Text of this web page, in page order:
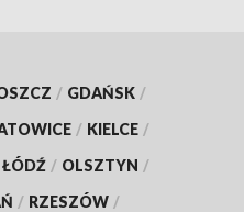
/ GDAŃSK /
/ KIELCE /
ŁÓDŹ / OLSZTYN /
/ RZESZÓW /